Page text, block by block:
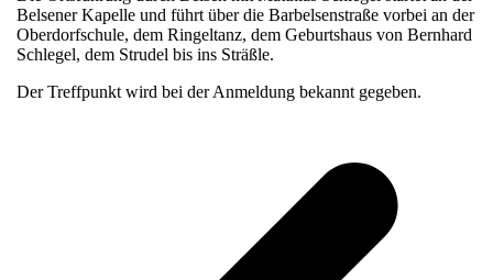
Belsener Kapelle und führt über die Barbelsenstraße vorbei an der
Oberdorfschule, dem Ringeltanz, dem Geburtshaus von Bernhard
Schlegel, dem Strudel bis ins Sträßle.
Der Treffpunkt wird bei der Anmeldung bekannt gegeben.